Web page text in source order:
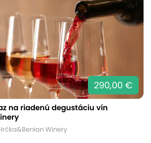
290,00 €
na riadenú degustáciu vín
Winery